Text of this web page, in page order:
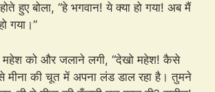
हुए बोला, “हे भगवान! ये क्या हो गया! अब मैं
गया।”
महेश को और जलाने लगी, “देखो महेश! कैसे
मीना की चूत में अपना लंड डाल रहा है। तुमने